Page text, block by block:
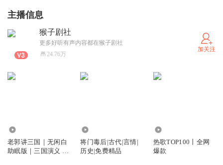
主播信息
猴子剧社
更多好听有声内容都在猴子剧社
24.76万
加关注
老郭讲三国｜无闲白
助眠版｜三国演义 |
将门毒后|古代|言情|
历史|免费精品
热歌TOP100丨全网
爆款